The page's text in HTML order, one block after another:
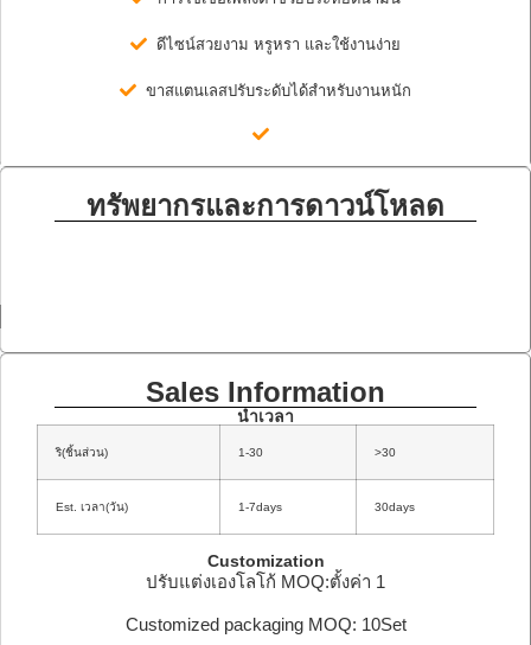
ดีไซน์สวยงาม หรูหรา และใช้งานง่าย
ขาสแตนเลสปรับระดับได้สำหรับงานหนัก
ทรัพยากรและการดาวน์โหลด
Sales Information
นำเวลา
ริ(ชิ้นส่วน) 1-30 >30
Est. เวลา(วัน) 1-7days 30days
Customization
ปรับแต่งเองโลโก้ MOQ:ตั้งค่า 1
Customized packaging MOQ: 10Set